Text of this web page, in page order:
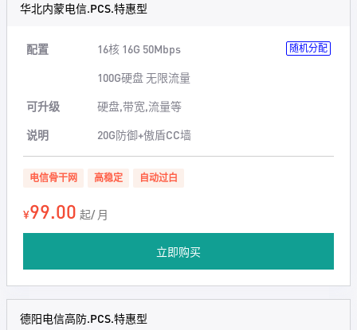
华北内蒙电信.PCS.特惠型
配置 16核 16G 50Mbps 随机分配
100G硬盘 无限流量
可升级
硬盘,带宽,流量等
说明
20G防御+傲盾CC墙
电信骨干网 高稳定 自动过白
¥99.00 起/ 月
立即购买
德阳电信高防.PCS.特惠型